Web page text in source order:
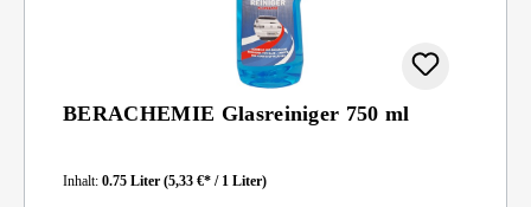
BERACHEMIE Glasreiniger 750 ml
Inhalt: 0.75 Liter (5,33 €* / 1 Liter)